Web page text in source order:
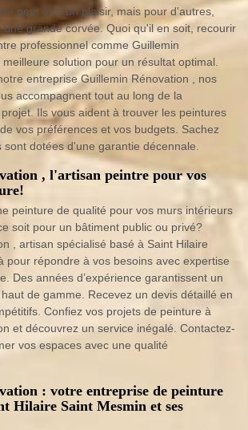
peut être un plaisir, mais pour d'autres,
grande corvée. Quoi qu'il en soit, recourir
professionnel comme Guillemin
solution pour un résultat optimal.
entreprise Guillemin Rénovation , nos
accompagnent tout au long de la
Ils vous aident à trouver les peintures
vos préférences et vos budgets. Sachez
dotées d'une garantie décennale.
, l'artisan peintre pour vos
peinture de qualité pour vos murs intérieurs
soit pour un bâtiment public ou privé?
, artisan spécialisé basé à Saint Hilaire
pour répondre à vos besoins avec expertise
Des années d’expérience garantissent un
de gamme. Recevez un devis détaillé en
Confiez vos projets de peinture à
et découvrez un service inégalé. Contactez-
vos espaces avec une qualité
: votre entreprise de peinture
Hilaire Saint Mesmin et ses